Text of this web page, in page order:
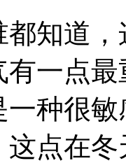
知道
一点
种很
点在